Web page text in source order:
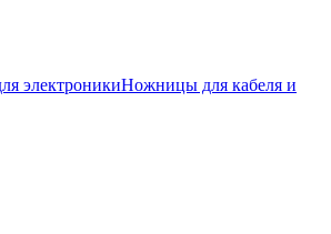
электроникиНожницы для кабеля и